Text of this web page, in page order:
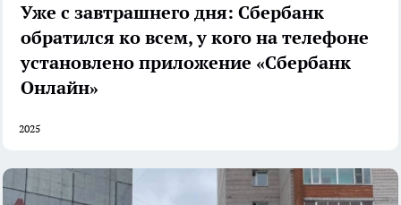
Уже с завтрашнего дня: Сбербанк
обратился ко всем, у кого на телефоне
установлено приложение «Сбербанк
Онлайн»
2025